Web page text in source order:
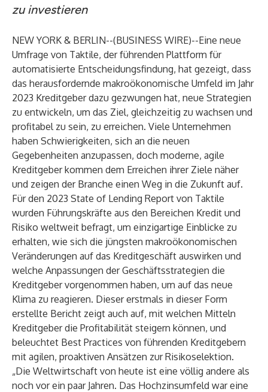
zu investieren
NEW YORK & BERLIN--(BUSINESS WIRE)--Eine neue
Umfrage von Taktile, der führenden Plattform für
automatisierte Entscheidungsfindung, hat gezeigt, dass
das herausfordernde makroökonomische Umfeld im Jahr
2023 Kreditgeber dazu gezwungen hat, neue Strategien
zu entwickeln, um das Ziel, gleichzeitig zu wachsen und
profitabel zu sein, zu erreichen. Viele Unternehmen
haben Schwierigkeiten, sich an die neuen
Gegebenheiten anzupassen, doch moderne, agile
Kreditgeber kommen dem Erreichen ihrer Ziele näher
und zeigen der Branche einen Weg in die Zukunft auf.
Für den 2023 State of Lending Report von Taktile
wurden Führungskräfte aus den Bereichen Kredit und
Risiko weltweit befragt, um einzigartige Einblicke zu
erhalten, wie sich die jüngsten makroökonomischen
Veränderungen auf das Kreditgeschäft auswirken und
welche Anpassungen der Geschäftsstrategien die
Kreditgeber vorgenommen haben, um auf das neue
Klima zu reagieren. Dieser erstmals in dieser Form
erstellte Bericht zeigt auch auf, mit welchen Mitteln
Kreditgeber die Profitabilität steigern können, und
beleuchtet Best Practices von führenden Kreditgebern
mit agilen, proaktiven Ansätzen zur Risikoselektion.
„Die Weltwirtschaft von heute ist eine völlig andere als
noch vor ein paar Jahren. Das Hochzinsumfeld war eine